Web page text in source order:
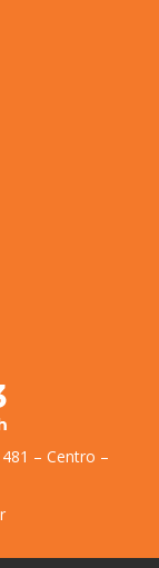
– Centro –